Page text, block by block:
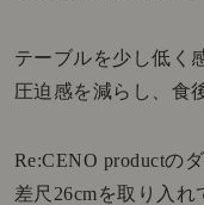
テーブルを少し低く
圧迫感を減らし、食
Re:CENO productの
差尺26cmを取り入